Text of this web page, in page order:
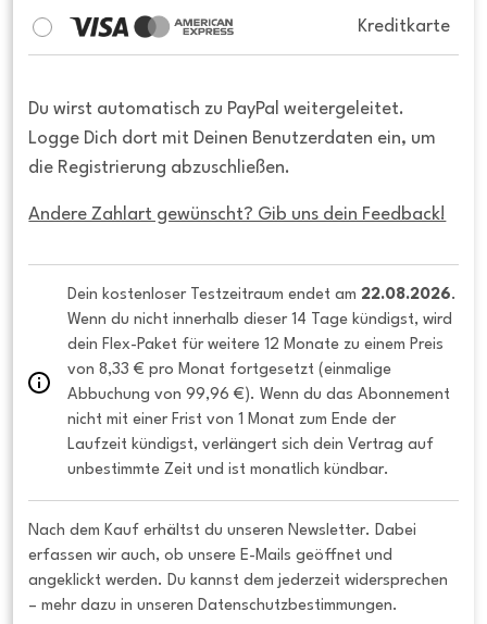
Kreditkarte
Du wirst automatisch zu PayPal weitergeleitet.
Logge Dich dort mit Deinen Benutzerdaten ein, um
die Registrierung abzuschließen.
Andere Zahlart gewünscht? Gib uns dein Feedback!
Dein kostenloser Testzeitraum endet am 22.08.2026.
Wenn du nicht innerhalb dieser 14 Tage kündigst, wird
dein Flex-Paket für weitere 12 Monate zu einem Preis
von 8,33 € pro Monat fortgesetzt (einmalige
Abbuchung von 99,96 €). Wenn du das Abonnement
nicht mit einer Frist von 1 Monat zum Ende der
Laufzeit kündigst, verlängert sich dein Vertrag auf
unbestimmte Zeit und ist monatlich kündbar.
Nach dem Kauf erhältst du unseren Newsletter. Dabei
erfassen wir auch, ob unsere E-Mails geöffnet und
angeklickt werden. Du kannst dem jederzeit widersprechen
– mehr dazu in unseren Datenschutzbestimmungen.